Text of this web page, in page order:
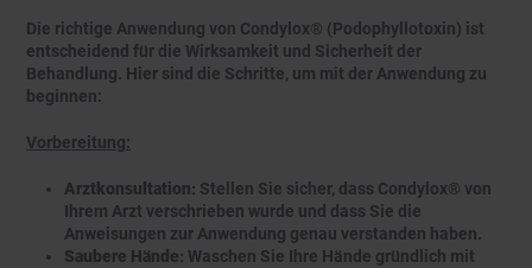
Die richtige Anwendung von Condylox® (Podophyllotoxin) ist
entscheidend für die Wirksamkeit und Sicherheit der
Behandlung. Hier sind die Schritte, um mit der Anwendung zu
beginnen:
Vorbereitung:
Arztkonsultation: Stellen Sie sicher, dass Condylox® von
Ihrem Arzt verschrieben wurde und dass Sie die
Anweisungen zur Anwendung genau verstanden haben.
Saubere Hände: Waschen Sie Ihre Hände gründlich mit